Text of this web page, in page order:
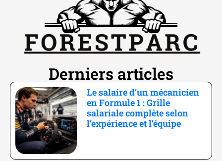
Derniers articles
Le salaire d’un mécanicien
en Formule 1 : Grille
salariale complète selon
l’expérience et l’équipe